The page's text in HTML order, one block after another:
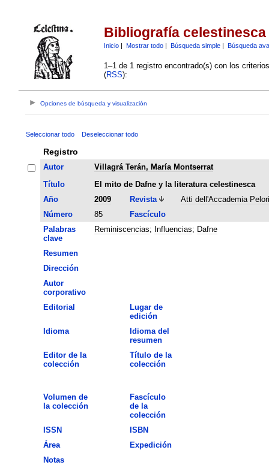
Bibliografía celestinesca
Inicio| Mostrar todo| Búsqueda simple| Búsqueda
1–1 de 1 registro encontrado(s) con los
(RSS):
Opciones de búsqueda y visualización
Seleccionar todo Deseleccionar todo
Registro
Autor
Villagrá Terán, María Montserrat
Título
El mito de Dafne y la literatura celestinesca
Año
2009 Revista
Atti dell'Accademia
Número
85
Fascículo
Palabras
clave
Reminiscencias; Influencias; Dafne
Resumen
Dirección
Autor
corporativo
Editorial
Lugar de
edición
Idioma
Idioma del
resumen
Editor de la
colección
Título de la
colección
Volumen de
la colección
Fascículo
de la
colección
ISSN
ISBN
Área
Expedición
Notas